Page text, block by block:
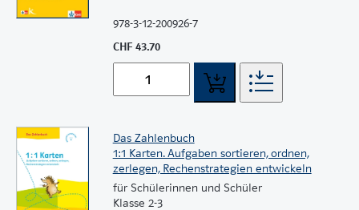
978-3-12-200926-7
CHF 43.70
Das Zahlenbuch
1:1 Karten. Aufgaben sortieren, ordnen,
zerlegen, Rechenstrategien entwickeln
für Schülerinnen und Schüler
Klasse 2-3